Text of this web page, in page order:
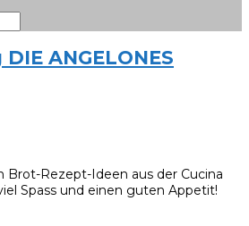
Brot-Rezept-Ideen aus der Cucina
Spass und einen guten Appetit!